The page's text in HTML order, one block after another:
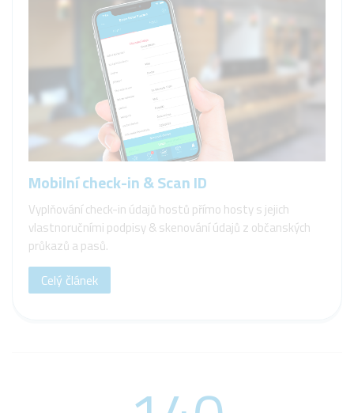
Mobilní check-in & Scan ID
Vyplňování check-in údajů hostů přímo hosty s jejich
vlastnoručními podpisy & skenování údajů z občanských
průkazů a pasů.
Celý článek